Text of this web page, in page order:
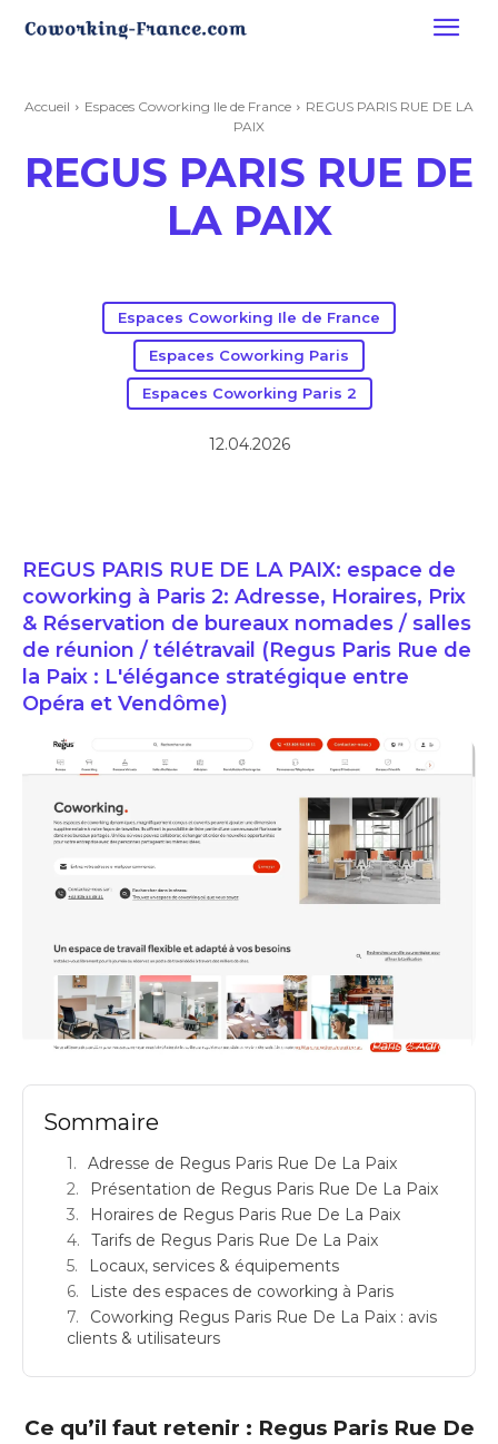
Accueil Espaces Coworking Ile de France
REGUS PARIS RUE DE LA
PAIX
REGUS PARIS RUE DE
LA PAIX
Espaces Coworking Ile de France
Espaces Coworking Paris
Espaces Coworking Paris 2
12.04.2026
REGUS PARIS RUE DE LA PAIX: espace de
coworking à Paris 2: Adresse, Horaires, Prix
& Réservation de bureaux nomades / salles
de réunion / télétravail (Regus Paris Rue de
la Paix : L'élégance stratégique entre
Opéra et Vendôme)
REGUS PARIS RUE DE LA PAIX: espace de coworking à Paris 2: Adresse
Sommaire
Adresse de Regus Paris Rue De La Paix
Présentation de Regus Paris Rue De La Paix
Horaires de Regus Paris Rue De La Paix
Tarifs de Regus Paris Rue De La Paix
Locaux, services & équipements
Liste des espaces de coworking à Paris
Coworking Regus Paris Rue De La Paix : avis
clients & utilisateurs
Ce qu’il faut retenir : Regus Paris Rue De